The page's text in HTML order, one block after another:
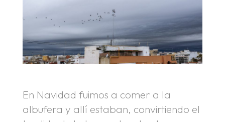
En Navidad fuimos a comer a la
albufera y allí estaban, convirtiendo el